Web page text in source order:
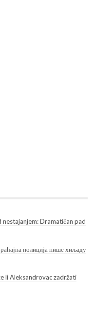
Dramatičan pad
полиција пише хиљаду
li Aleksandrovac zadržati